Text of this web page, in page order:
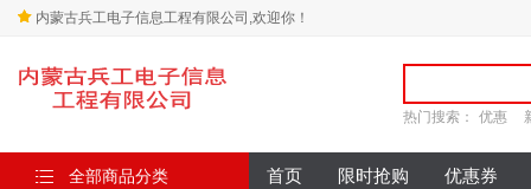
内蒙古兵工电子信息工程有限公司,欢迎你！
热门搜索： 优惠
全部商品分类 首页 限时抢购 优惠券